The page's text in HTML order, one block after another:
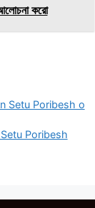
করো
Setu Poribesh o
Setu Poribesh